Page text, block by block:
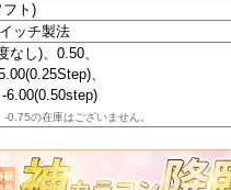
フト)
ッチ製法
なし)、0.50、
、
6.00(0.50step)
0.75の在庫はございません。